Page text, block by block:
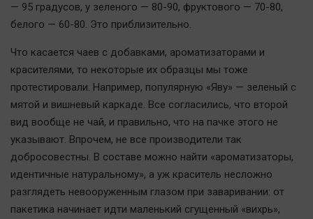
— 95 градусов, у зеленого — 80-90, фруктового — 70-80,
белого — 60-80. Это приблизительно.
Что касается чаев с добавками, ароматизаторами и
красителями, то некоторые их образцы мы тоже
протестировали. Например, популярную «Яву» — зеленый с
мятой и вишневый каркаде. Все согласились, что второй
вид вообще не чай, и правильно, что на пачке этого не
указывают. Впрочем, не все производители так
добросовестны. В составе можно найти «ароматизаторы,
идентичные натуральному», а уж краситель несложно
разглядеть невооруженным глазом при заваривании: от
пакетика начинает идти маленький сгущенный «вихрь»,